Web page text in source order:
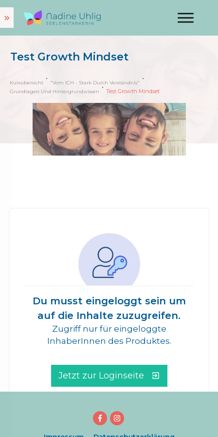
Test Growth Mindset
Kursübersicht
"Vom ICH - Stark Durch Verständnis"
Grundlagen Und Hintergrundwissen
Test Growth Mindset
Du musst eingeloggt sein um
auf die Inhalte zuzugreifen.
Zugriff nur für eingeloggte
InhaberInnen des Produktes.
Jetzt zur Loginseite